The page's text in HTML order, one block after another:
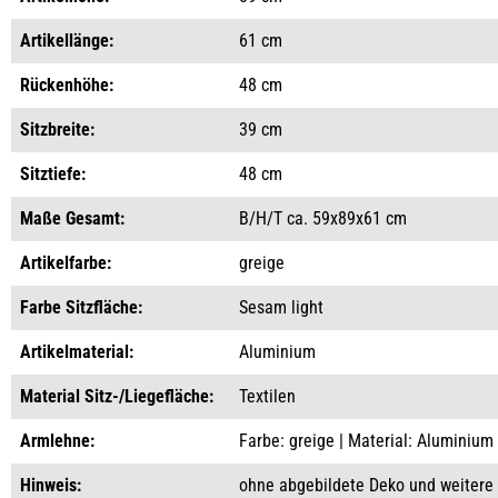
Artikellänge: 61 cm
Rückenhöhe: 48 cm
Sitzbreite: 39 cm
Sitztiefe: 48 cm
Maße Gesamt: B/H/T ca. 59x89x61 cm
Artikelfarbe: greige
Farbe Sitzfläche: Sesam light
Artikelmaterial: Aluminium
Material Sitz-/Liegefläche: Textilen
Armlehne: Farbe: greige | Material: Aluminium
Hinweis: ohne abgebildete Deko und weitere